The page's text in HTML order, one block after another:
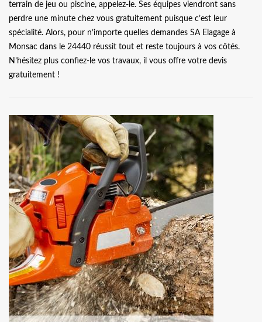
terrain de jeu ou piscine, appelez-le. Ses équipes viendront sans
perdre une minute chez vous gratuitement puisque c’est leur
spécialité. Alors, pour n’importe quelles demandes SA Elagage à
Monsac dans le 24440 réussit tout et reste toujours à vos côtés.
N’hésitez plus confiez-le vos travaux, il vous offre votre devis
gratuitement !